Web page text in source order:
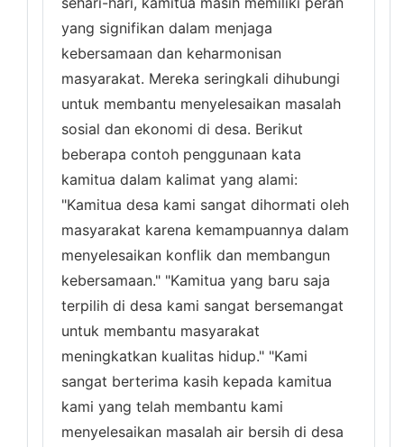
yang signifikan dalam menjaga
kebersamaan dan keharmonisan
masyarakat. Mereka seringkali dihubungi
untuk membantu menyelesaikan masalah
sosial dan ekonomi di desa. Berikut
beberapa contoh penggunaan kata
kamitua dalam kalimat yang alami:
"Kamitua desa kami sangat dihormati oleh
masyarakat karena kemampuannya dalam
menyelesaikan konflik dan membangun
kebersamaan." "Kamitua yang baru saja
terpilih di desa kami sangat bersemangat
untuk membantu masyarakat
meningkatkan kualitas hidup." "Kami
sangat berterima kasih kepada kamitua
kami yang telah membantu kami
menyelesaikan masalah air bersih di desa